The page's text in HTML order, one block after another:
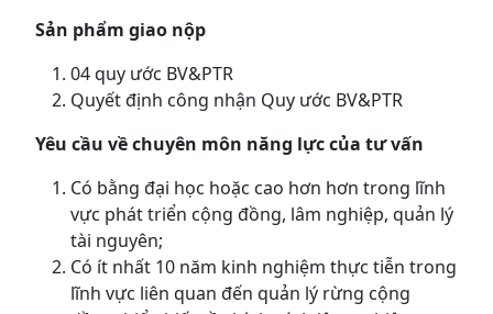
Sản phẩm giao nộp
04 quy ước BV&PTR
Quyết định công nhận Quy ước BV&PTR
Yêu cầu về chuyên môn năng lực của tư vấn
Có bằng đại học hoặc cao hơn hơn trong lĩnh
vực phát triển cộng đồng, lâm nghiệp, quản lý
tài nguyên;
Có ít nhất 10 năm kinh nghiệm thực tiễn trong
lĩnh vực liên quan đến quản lý rừng cộng